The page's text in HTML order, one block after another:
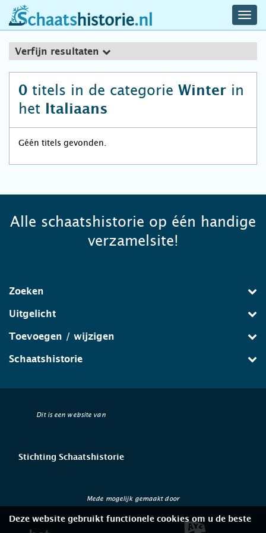
schaatshistorie.nl
Verfijn resultaten
0 titels in de categorie Winter in
het
Italiaans
Géén titels gevonden.
Alle schaatshistorie op één handige
verzamelsite!
Zoeken
Uitgelicht
Toevoegen / wijzigen
Schaatshistorie
Dit is een website van
Stichting Schaatshistorie
Mede mogelijk gemaakt door
Deze website gebruikt functionele cookies om u de beste